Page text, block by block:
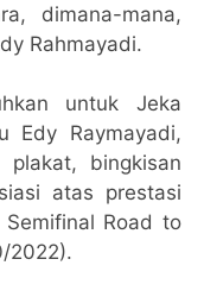
dimana-mana,
Rahmayadi.
untuk Jeka
Edy Raymayadi,
plakat, bingkisan
atas prestasi
Road to
2022).